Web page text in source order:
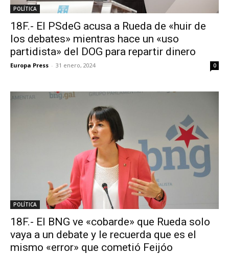
POLÍTICA
18F.- El PSdeG acusa a Rueda de «huir de
los debates» mientras hace un «uso
partidista» del DOG para repartir dinero
Europa Press - 31 enero, 2024 0
POLÍTICA
18F.- El BNG ve «cobarde» que Rueda solo
vaya a un debate y le recuerda que es el
mismo «error» que cometió Feijóo